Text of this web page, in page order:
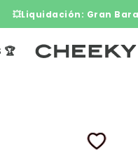
3 cuotas sin interés​ ​
🏆